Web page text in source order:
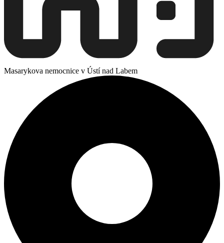
Masarykova nemocnice v Ústí nad Labem